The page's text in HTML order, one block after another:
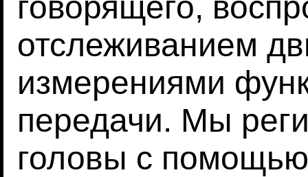
отслеживанием
измерениями
передачи. Мы
головы с